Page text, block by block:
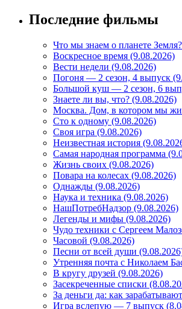
Последние фильмы
Что мы знаем о планете
Воскресное время (9.08.2026)
Вести недели (9.08.2026)
Погоня — 2 сезон, 4 выпуск
Большой куш — 2 сезон, 6
Знаете ли вы, что? (9.08.2026)
Mосква. Дом, в котором мы
Сто к одному (9.08.2026)
Своя игра (9.08.2026)
Неизвестная история
Самая народная программа
Жизнь своих (9.08.2026)
Повара на колесах (9.08.2026)
Однажды (9.08.2026)
Наука и техника (9.08.2026)
НашПотребНадзор (9.08.2026)
Легенды и мифы (9.08.2026)
Чудо техники с Сергеем
Часовой (9.08.2026)
Песни от всей души
Утренняя почта с Николаем
В кругу друзей (9.08.2026)
Засекреченные списки
За деньги да: как
Игра вслепую — 7 выпуск